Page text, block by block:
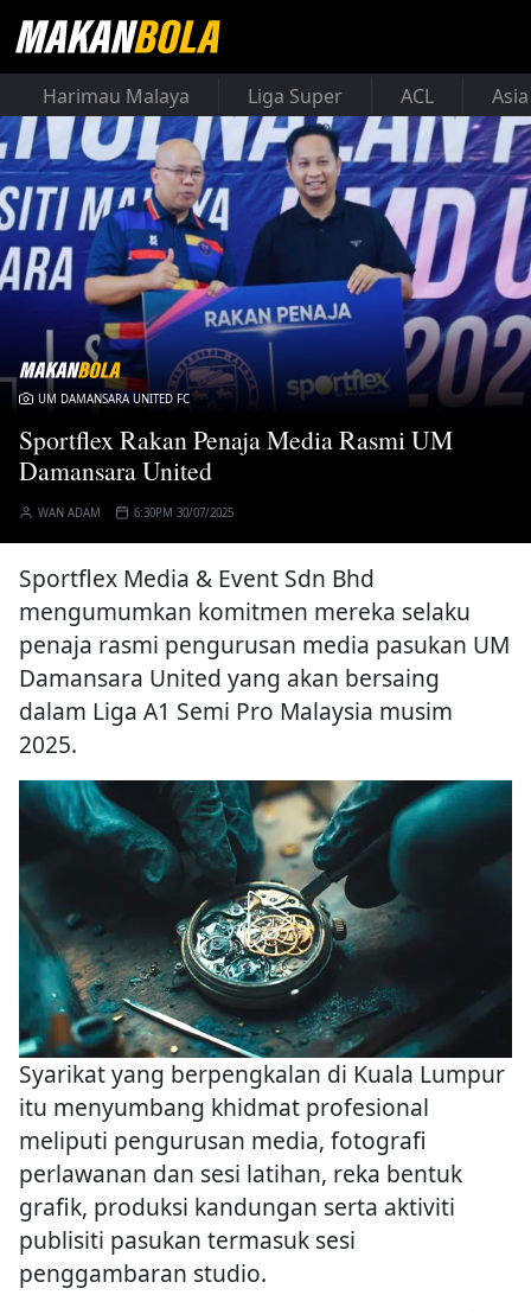
Harimau Malaya Liga Super ACL
UM DAMANSARA UNITED FC
Sportflex Rakan Penaja Media Rasmi UM
Damansara United
WAN ADAM 6:30PM 30/07/2025
Sportflex Media & Event Sdn Bhd
mengumumkan komitmen mereka selaku
penaja rasmi pengurusan media pasukan UM
Damansara United yang akan bersaing
dalam Liga A1 Semi Pro Malaysia musim
2025.
Syarikat yang berpengkalan di Kuala Lumpur
itu menyumbang khidmat profesional
meliputi pengurusan media, fotografi
perlawanan dan sesi latihan, reka bentuk
grafik, produksi kandungan serta aktiviti
publisiti pasukan termasuk sesi
penggambaran studio.